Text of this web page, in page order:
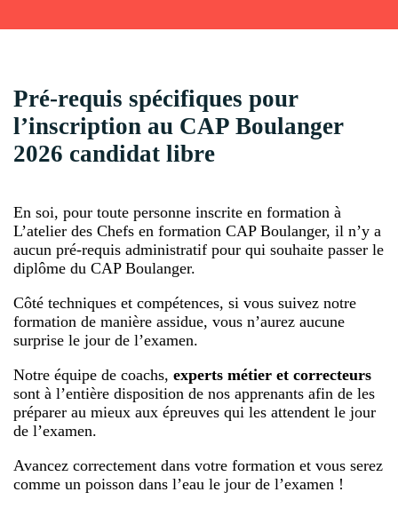
Pré-requis spécifiques pour
l’inscription au CAP Boulanger
2026 candidat libre
En soi, pour toute personne inscrite en formation à
L’atelier des Chefs en formation CAP Boulanger, il n’y a
aucun pré-requis administratif pour qui souhaite passer le
diplôme du CAP Boulanger.
Côté techniques et compétences, si vous suivez notre
formation de manière assidue, vous n’aurez aucune
surprise le jour de l’examen.
Notre équipe de coachs, experts métier et correcteurs
sont à l’entière disposition de nos apprenants afin de les
préparer au mieux aux épreuves qui les attendent le jour
de l’examen.
Avancez correctement dans votre formation et vous serez
comme un poisson dans l’eau le jour de l’examen !